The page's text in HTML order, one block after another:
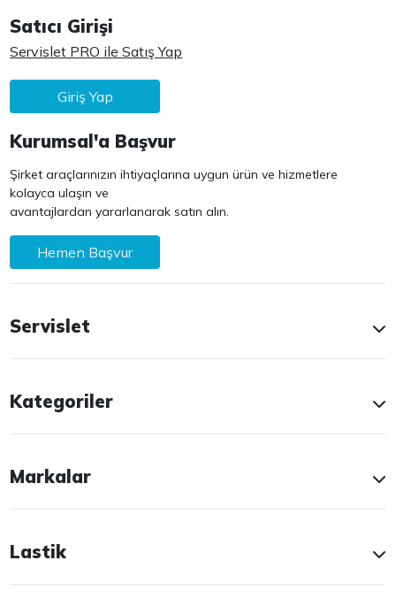
Satıcı Girişi
Servislet PRO ile Satış Yap
Giriş Yap
Kurumsal'a Başvur
Şirket araçlarınızın ihtiyaçlarına uygun ürün ve hizmetlere
kolayca ulaşın ve
avantajlardan yararlanarak satın alın.
Hemen Başvur
Servislet
Kategoriler
Markalar
Lastik